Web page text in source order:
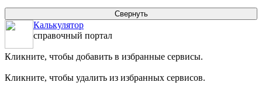
Калькулятор
справочный портал
Кликните, чтобы добавить в избранные сервисы.
Кликните, чтобы удалить из избранных сервисов.